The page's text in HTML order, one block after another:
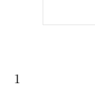
5
1